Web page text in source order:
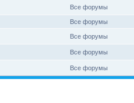
Все форумы
Все форумы
Все форумы
Все форумы
Все форумы